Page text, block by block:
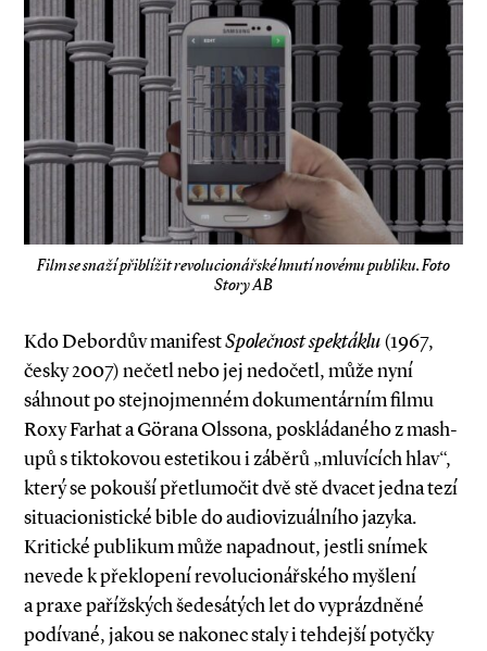
Film se snaží přiblížit revolucionářské hnutí novému publiku. Foto
Story AB
Kdo Debordův manifestSpolečnost spektáklu(1967,
česky 2007) nečetl nebo jej nedočetl, může nyní
sáhnout po stejnojmenném dokumentárním filmu
Roxy Farhat a Görana Olssona, poskládaného z mash­-
upů s tiktokovou estetikou i záběrů „mluvících hlav“,
který se pokouší přetlumočit dvě stě dvacet jedna tezí
situacionistické bible do audiovizuálního jazyka.
Kritické publikum může napadnout, jestli snímek
nevede k překlopení revolucionářského myšlení
a praxe pařížských šedesátých let do vyprázdněné
podívané, jakou se nakonec staly i tehdejší potyčky